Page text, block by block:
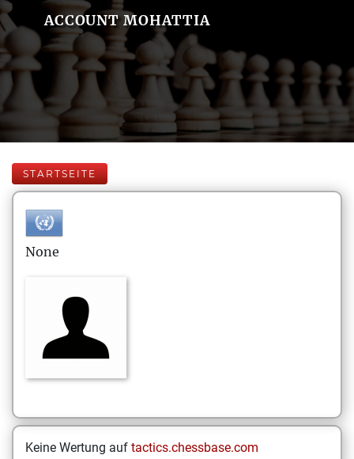
ACCOUNT MOHATTIA
STARTSEITE
None
Keine Wertung auf tactics.chessbase.com